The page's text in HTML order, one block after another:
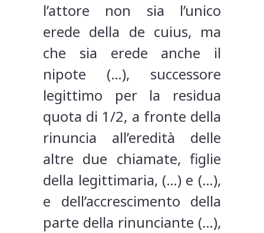
l’attore non sia l’unico
erede della de cuius, ma
che sia erede anche il
nipote (…), successore
legittimo per la residua
quota di 1/2, a fronte della
rinuncia all’eredità delle
altre due chiamate, figlie
della legittimaria, (…) e (…),
e dell’accrescimento della
parte della rinunciante (…),